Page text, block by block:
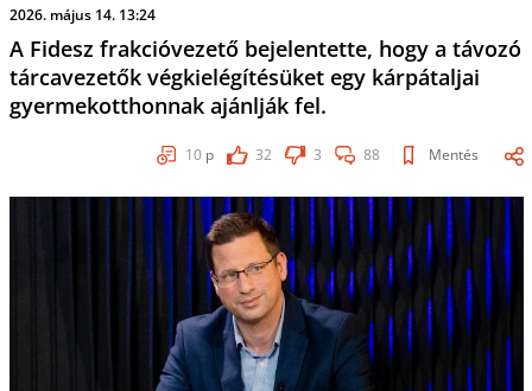
2026. május 14. 13:24
A Fidesz frakcióvezető bejelentette, hogy a távozó
tárcavezetők végkielégítésüket egy kárpátaljai
gyermekotthonnak ajánlják fel.
10 p 32 3 88 Mentés